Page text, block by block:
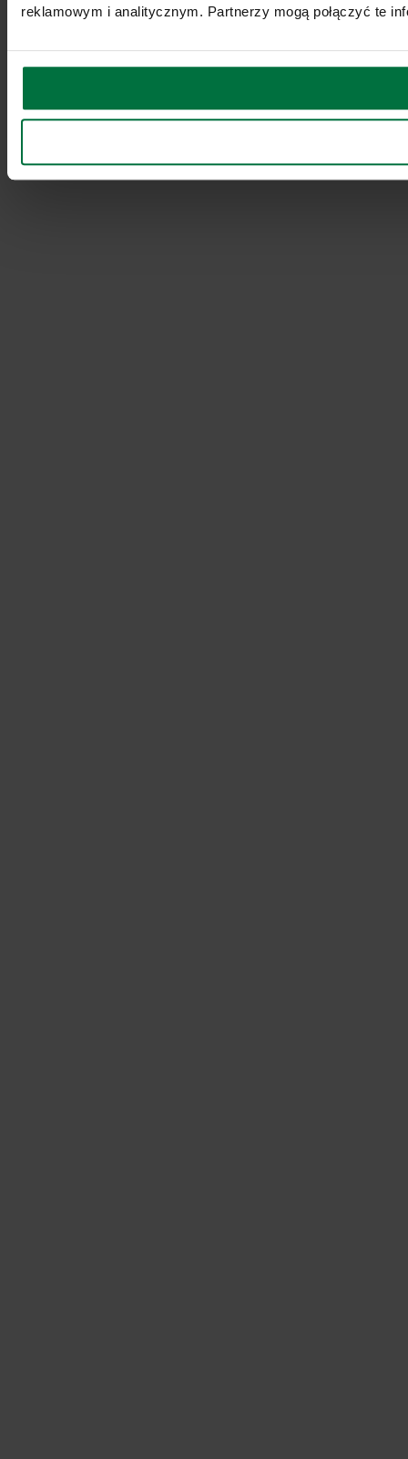
reklamowym i analitycznym. Partnerzy mogą połączyć te